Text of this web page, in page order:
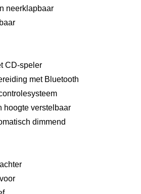
neerklapbaar
CD-speler
met Bluetooth
hoogte verstelbaar
dimmend